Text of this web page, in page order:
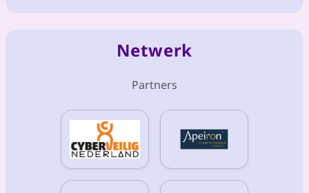
Netwerk
Partners